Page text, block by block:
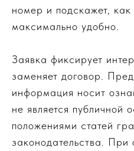
номер и подскажет,
максимально удобно.
Заявка фиксирует
заменяет договор.
информация носит
не является публичной
положениями статей
законодательства.